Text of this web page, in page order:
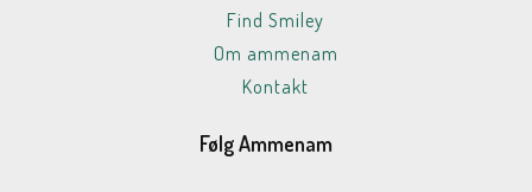
Find Smiley
Om ammenam
Kontakt
Følg Ammenam